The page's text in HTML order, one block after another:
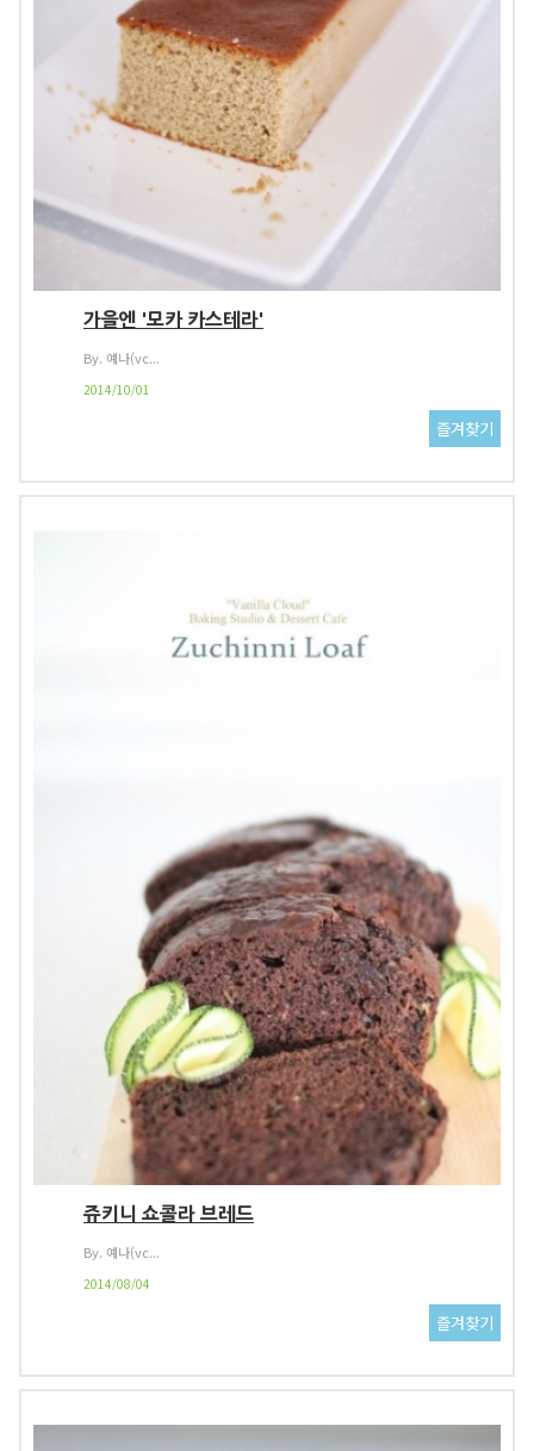
가을엔 '모카 카스테라'
By. 예나(vc...
2014/10/01
쥬키니 쇼콜라 브레드
By. 예나(vc...
2014/08/04